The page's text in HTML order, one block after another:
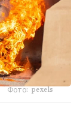
Фото: pexels